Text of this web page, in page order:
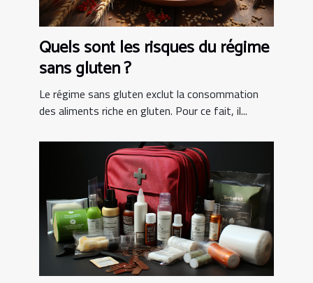
Quels sont les risques du régime
sans gluten ?
Le régime sans gluten exclut la consommation
des aliments riche en gluten. Pour ce fait, il...